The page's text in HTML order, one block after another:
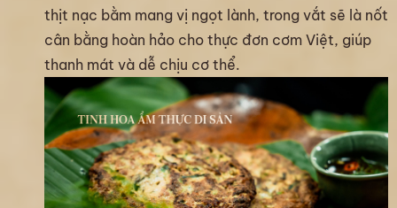
thịt nạc bằm mang vị ngọt lành, trong vắt sẽ là nốt
cân bằng hoàn hảo cho thực đơn cơm Việt, giúp
thanh mát và dễ chịu cơ thể.